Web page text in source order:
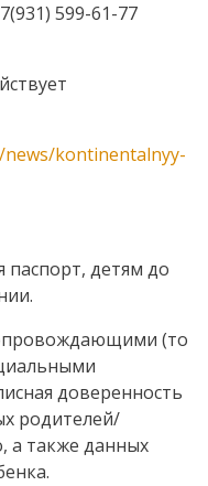
599-61-77
kontinentalnyy-
паспорт, детям до
(то
доверенность
родителей/
а также данных